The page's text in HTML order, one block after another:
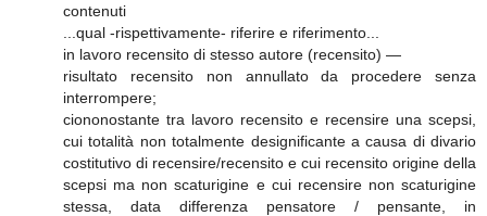
contenuti
...qual -rispettivamente- riferire e riferimento...
in lavoro recensito di stesso autore (recensito) —
risultato recensito non annullato da procedere senza
interrompere;
ciononostante tra lavoro recensito e recensire una scepsi,
cui totalità non totalmente designificante a causa di divario
costitutivo di recensire/recensito e cui recensito origine della
scepsi ma non scaturigine e cui recensire non scaturigine
stessa, data differenza pensatore / pensante, in